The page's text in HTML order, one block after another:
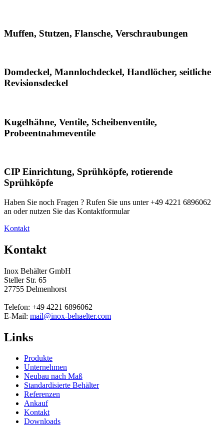
Muffen, Stutzen, Flansche, Verschraubungen
Domdeckel, Mannlochdeckel, Handlöcher, seitliche
Revisionsdeckel
Kugelhähne, Ventile, Scheibenventile,
Probeentnahmeventile
CIP Einrichtung, Sprühköpfe, rotierende
Sprühköpfe
Haben Sie noch Fragen ? Rufen Sie uns unter +49 4221 6896062
an oder nutzen Sie das Kontaktformular
Kontakt
Kontakt
Inox Behälter GmbH
Steller Str. 65
27755 Delmenhorst
Telefon: +49 4221 6896062
E-Mail: mail@inox-behaelter.com
Links
Produkte
Unternehmen
Neubau nach Maß
Standardisierte Behälter
Referenzen
Ankauf
Kontakt
Downloads